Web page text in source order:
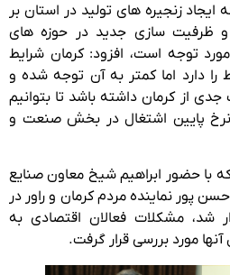
ایجاد زنجیره های تولید در استان بر
ظرفیت سازی جدید در حوزه های
توجه است، افزود: کرمان شرایط
دارد اما کمتر به آن توجه شده و
از کرمان داشته باشد تا بتوانیم
پایین اشتغال در بخش صنعت و
با حضور ابراهیم شیخ معاون صنایع
پور نماینده مردم کرمان و راور در
شد، مشکلات فعالان اقتصادی به
مورد بررسی قرار گرفت.